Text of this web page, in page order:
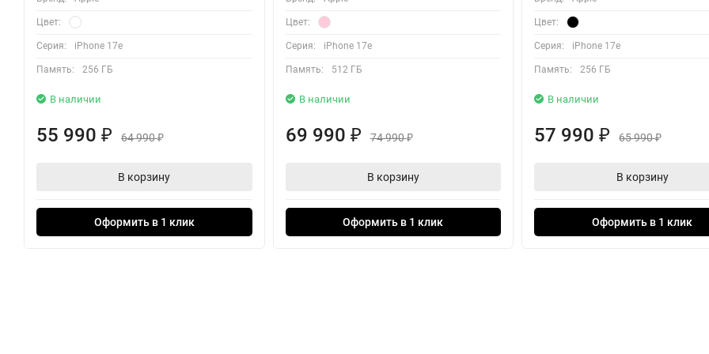
Цвет:
Серия: iPhone 17e
Память: 256 ГБ
В наличии
55 990 ₽ 64 990₽
В корзину
Оформить в 1 клик
Цвет:
Серия: iPhone 17e
Память: 512 ГБ
В наличии
69 990 ₽ 74 990₽
В корзину
Оформить в 1 клик
Цвет:
Серия: iPhone 17e
Память: 256 ГБ
В наличии
57 990₽ 65 990₽
В корзину
Оформить в 1 клик